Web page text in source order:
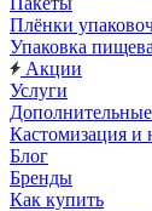
Плёнки
Упаковка
Акции
Услуги
Кастомизация и
Блог
Бренды
Как купить